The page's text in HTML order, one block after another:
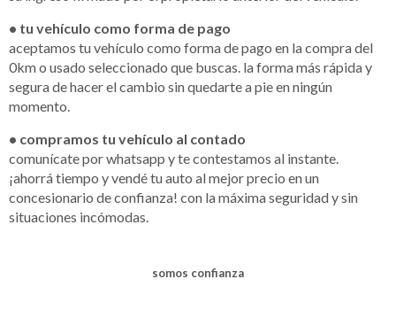
• tu vehículo como forma de pago
aceptamos tu vehículo como forma de pago en la compra del
0km o usado seleccionado que buscas. la forma más rápida y
segura de hacer el cambio sin quedarte a pie en ningún
momento.
• compramos tu vehículo al contado
comunícate por whatsapp y te contestamos al instante.
¡ahorrá tiempo y vendé tu auto al mejor precio en un
concesionario de confianza! con la máxima seguridad y sin
situaciones incómodas.
somos confianza